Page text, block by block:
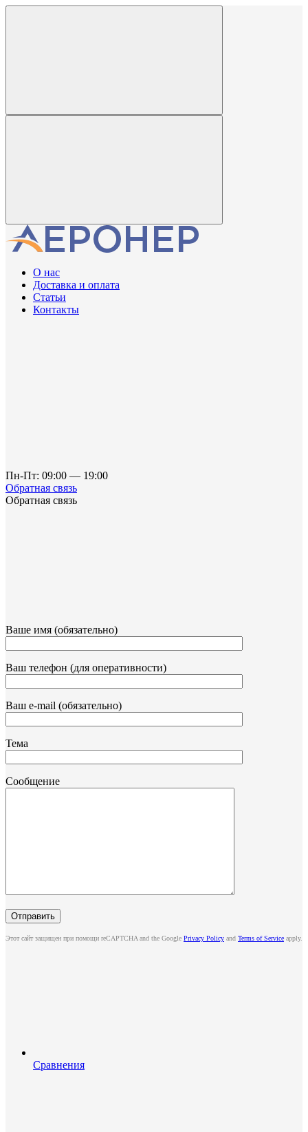
О нас
Доставка и оплата
Статьи
Контакты
Пн-Пт: 09:00 — 19:00
Обратная связь
Обратная связь
Ваше имя (обязательно)
Ваш телефон (для оперативности)
Ваш e-mail (обязательно)
Тема
Сообщение
Этот сайт защищен при помощи reCAPTCHA and the Google Privacy Policy and Terms of Service apply.
Сравнения